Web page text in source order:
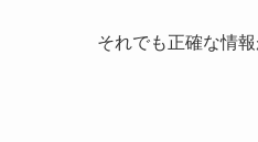
それでも正確な情